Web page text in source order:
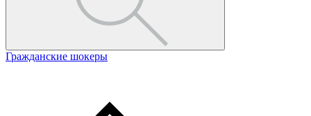
Гражданские шокеры